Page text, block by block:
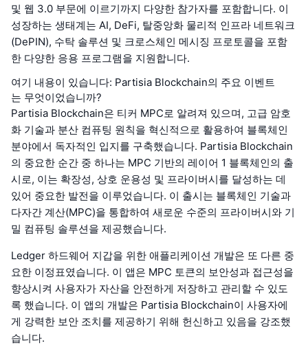
및 웹 3.0 부문에 이르기까지 다양한 참가자를 포함합니다. 이
성장하는 생태계는 AI, DeFi, 탈중앙화 물리적 인프라 네트워크
(DePIN), 수탁 솔루션 및 크로스체인 메시징 프로토콜을 포함
한 다양한 응용 프로그램을 지원합니다.
여기 내용이 있습니다: Partisia Blockchain의 주요 이벤트
는 무엇이었습니까?
Partisia Blockchain은 티커 MPC로 알려져 있으며, 고급 암호
화 기술과 분산 컴퓨팅 원칙을 혁신적으로 활용하여 블록체인
분야에서 독자적인 입지를 구축했습니다. Partisia Blockchain
의 중요한 순간 중 하나는 MPC 기반의 레이어 1 블록체인의 출
시로, 이는 확장성, 상호 운용성 및 프라이버시를 달성하는 데
있어 중요한 발전을 이루었습니다. 이 출시는 블록체인 기술과
다자간 계산(MPC)을 통합하여 새로운 수준의 프라이버시와 기
밀 컴퓨팅 솔루션을 제공했습니다.
Ledger 하드웨어 지갑을 위한 애플리케이션 개발은 또 다른 중
요한 이정표였습니다. 이 앱은 MPC 토큰의 보안성과 접근성을
향상시켜 사용자가 자산을 안전하게 저장하고 관리할 수 있도
록 했습니다. 이 앱의 개발은 Partisia Blockchain이 사용자에
게 강력한 보안 조치를 제공하기 위해 헌신하고 있음을 강조했
습니다.